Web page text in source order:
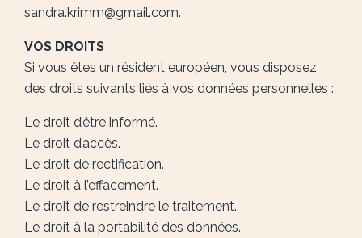
sandra.krimm@gmail.com.
VOS DROITS
Si vous êtes un résident européen, vous disposez
des droits suivants liés à vos données personnelles :
Le droit d’être informé.
Le droit d’accès.
Le droit de rectification.
Le droit à l’effacement.
Le droit de restreindre le traitement.
Le droit à la portabilité des données.